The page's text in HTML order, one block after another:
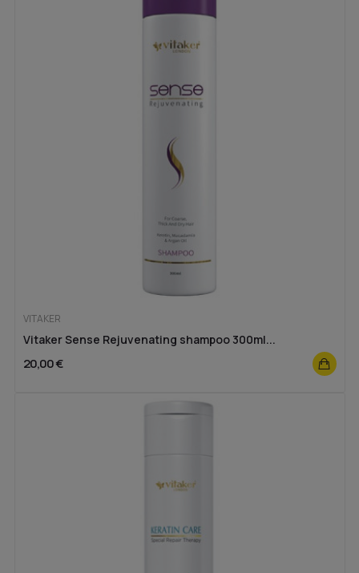
VITAKER
Vitaker Sense Rejuvenating shampoo 300ml...
20,00 €